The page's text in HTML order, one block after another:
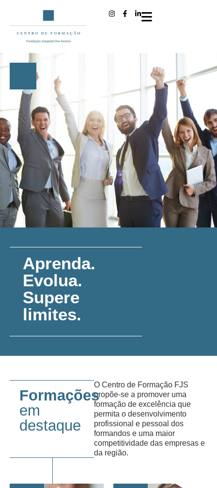
Aprenda.
Evolua.
Supere
limites.
O Centro de Formação FJS
propõe-se a promover uma
formação de excelência que
permita o desenvolvimento
profissional e pessoal dos
formandos e uma maior
competitividade das empresas e
da região.
Formações
em
destaque